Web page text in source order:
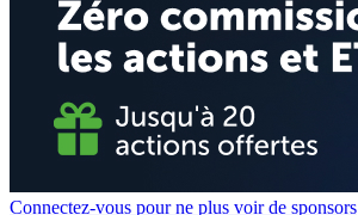
Connectez-vous pour ne plus voir de sponsors